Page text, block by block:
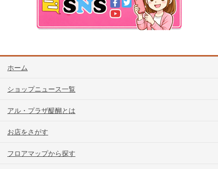
ホーム
ショップニュース一覧
アル・プラザ醍醐とは
お店をさがす
フロアマップから探す